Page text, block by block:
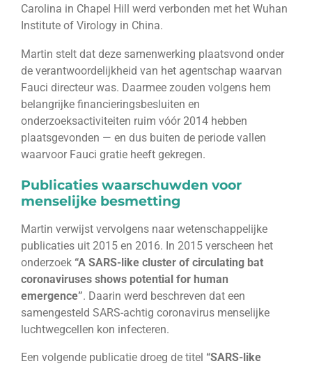
Carolina in Chapel Hill werd verbonden met het Wuhan
Institute of Virology in China.
Martin stelt dat deze samenwerking plaatsvond onder
de verantwoordelijkheid van het agentschap waarvan
Fauci directeur was. Daarmee zouden volgens hem
belangrijke financieringsbesluiten en
onderzoeksactiviteiten ruim vóór 2014 hebben
plaatsgevonden — en dus buiten de periode vallen
waarvoor Fauci gratie heeft gekregen.
Publicaties waarschuwden voor
menselijke besmetting
Martin verwijst vervolgens naar wetenschappelijke
publicaties uit 2015 en 2016. In 2015 verscheen het
onderzoek “A SARS-like cluster of circulating bat
coronaviruses shows potential for human
emergence”. Daarin werd beschreven dat een
samengesteld SARS-achtig coronavirus menselijke
luchtwegcellen kon infecteren.
Een volgende publicatie droeg de titel “SARS-like